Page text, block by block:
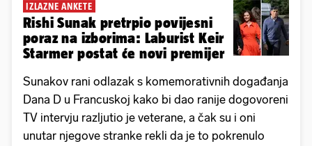
IZLAZNE ANKETE
Rishi Sunak pretrpio povijesni
poraz na izborima: Laburist Keir
Starmer postat će novi premijer
Sunakov rani odlazak s komemorativnih događanja
Dana D u Francuskoj kako bi dao ranije dogovoreni
TV intervju razljutio je veterane, a čak su i oni
unutar njegove stranke rekli da je to pokrenulo